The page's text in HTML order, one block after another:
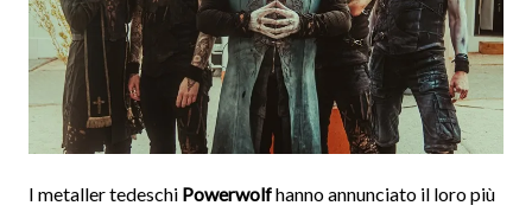
I metaller tedeschi Powerwolfhanno annunciato il loro più